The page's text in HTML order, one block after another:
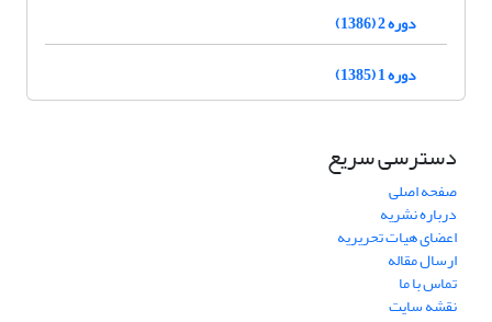
دوره 2 (1386)
دوره 1 (1385)
دسترسی سریع
صفحه اصلی
درباره نشریه
اعضای هیات تحریریه
ارسال مقاله
تماس با ما
نقشه سایت